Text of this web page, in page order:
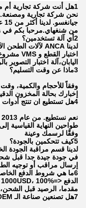
1هل أنت شركة تجارية أم مصنعة؟ هل لديك مصنع؟
نحن شركة تجارية ومصنعة.
من شنغهاي.مرحبا بكم في
2أي آلة تستخدمين؟
اليابان،آلة اختبار
3ماذا عن وقت التسليم؟
إخبارك بحالة المخزون
4هل تستطيع ان تنتج أدوات الكربيد الخاصة ؟
طواحين النهاية القياسية
وفقًا لرسمك وعينة
5كيف تتحكمين بالجودة؟
لدينا قسم مراقبة الجودة
في جودة جيدة جدا قبل
إرسال مراقب أو توجيه
6ما هي شروط الدفع الخاصة بك؟
مقدما، الرصيد قبل الشحن، L / C هو موضع ترحيب
7هل تصنعين صناعة الـ OEM؟